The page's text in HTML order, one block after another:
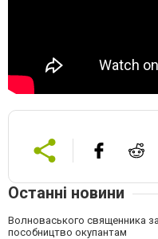
Останні новини
Волноваського священника
пособництво окупантам